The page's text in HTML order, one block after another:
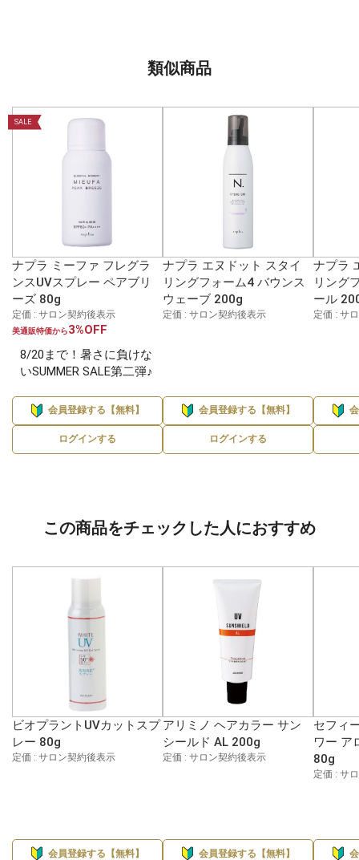
類似商品
SALE
ナプラ ミーファ フレグラ
ンスUVスプレー ペアブリ
ーズ 80g
定価 : サロン契約後表示
美通販特価から3%OFF
8/20まで！暑さに負けな
いSUMMER SALE第二弾♪
会員登録する【無料】
ログインする
ナプラ エヌドット スタイ
リングフォーム4 バウンス
ウェーブ 200g
定価 : サロン契約後表示
会員登録する【無料】
ログインする
ナプラ
リング
ール
定価 : サ
この商品をチェックした人におすすめ
ビオプラントUVカットスプ
レー 80g
定価 : サロン契約後表示
会員登録する【無料】
アリミノ ヘアカラー サン
シールド AL 200g
定価 : サロン契約後表示
会員登録する【無料】
セフィ
ワー ア
80g
定価 : サ